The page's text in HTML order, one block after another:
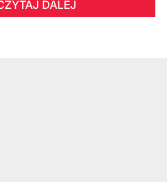
DALEJ